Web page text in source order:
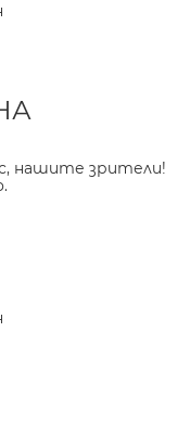
нашите зрители!